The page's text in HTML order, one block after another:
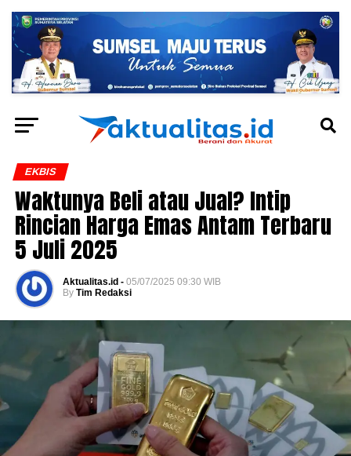
EKBIS
Waktunya Beli atau Jual? Intip
Rincian Harga Emas Antam Terbaru
5 Juli 2025
Aktualitas.id - 05/07/2025 09:30 WIB
By Tim Redaksi